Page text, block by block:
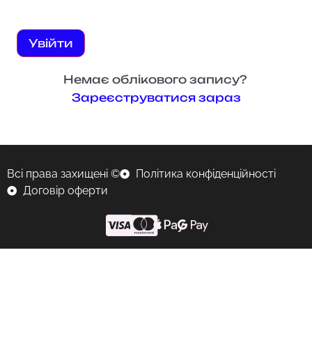
Увійти
Немає облікового запису?
Зареєструватися зараз
Всі права захищені ©
Політика конфіденційності
Договір оферти